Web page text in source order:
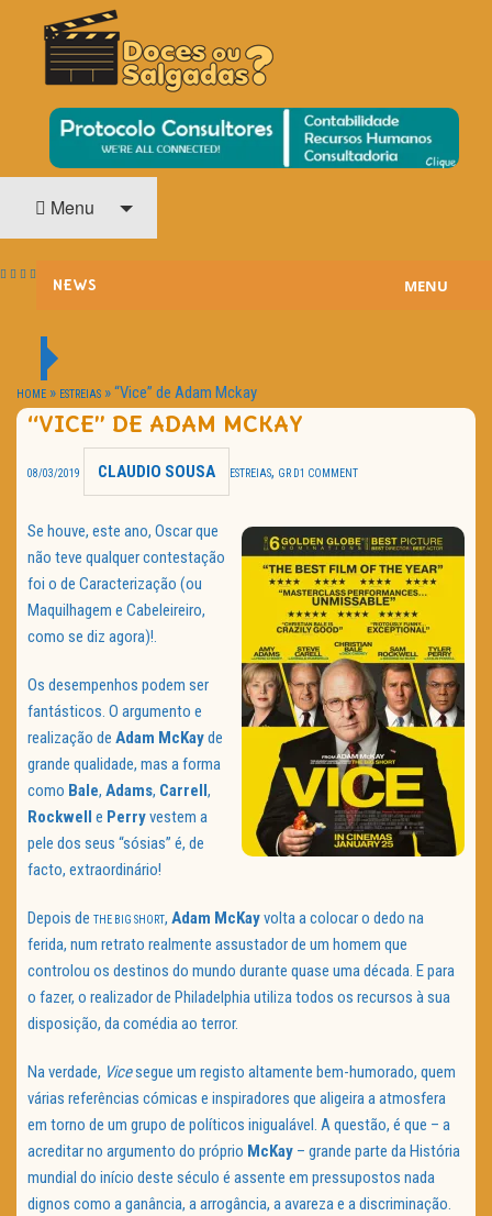
DOCES OU SALGADAS?
O Cinema? Uma Paixão!!
Menu
NEWS
PASSATEMPOS
HOME CINEMA
NOTA PESSOAL
TRAILER DO DIA
Política de Privacidade
MENU
HOME » ESTREIAS »“Vice” de Adam Mckay
“VICE” DE ADAM MCKAY
08/03/2019 CLAUDIO SOUSA ESTREIAS, GR D1 COMMENT
Se houve, este ano, Oscar que
não teve qualquer contestação
foi o de Caracterização (ou
Maquilhagem e Cabeleireiro,
como se diz agora)!.
Os desempenhos podem ser
fantásticos. O argumento e
realização de Adam McKayde
grande qualidade, mas a forma
como Bale, Adams, Carrell,
Rockwell e Perryvestem a
pele dos seus “sósias” é, de
facto, extraordinário!
Depois de THE BIG SHORT, Adam McKayvolta a colocar o dedo na
ferida, num retrato realmente assustador de um homem que
controlou os destinos do mundo durante quase uma década. E para
o fazer, o realizador de Philadelphia utiliza todos os recursos à sua
disposição, da comédia ao terror.
Na verdade, Vicesegue um registo altamente bem-humorado, quem
várias referências cómicas e inspiradores que aligeira a atmosfera
em torno de um grupo de políticos inigualável. A questão, é que – a
acreditar no argumento do próprio McKay – grande parte da História
mundial do início deste século é assente em pressupostos nada
dignos como a ganância, a arrogância, a avareza e a discriminação.